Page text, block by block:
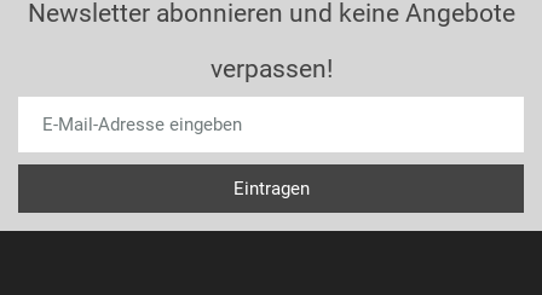
Newsletter abonnieren und keine Angebote
verpassen!